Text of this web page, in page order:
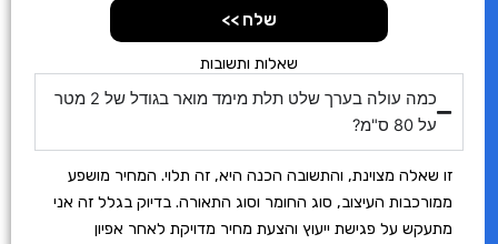
שלח >>
שאלות ותשובות
כמה עולה בערך שלט תלת מימד מואר בגודל של 2 מטר
על 80 ס"מ?
זו שאלה מצוינת, והתשובה הכנה היא, זה תלוי. המחיר מושפע
ממורכבות העיצוב, סוג החומר וסוג התאורה. בדיוק בגלל זה אני
מתעקש על פגישת ייעוץ והצעת מחיר מדויקת לאחר אפיון